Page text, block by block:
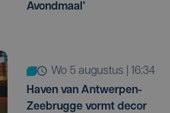
Avondmaal’
wo 5 augustus | 16:34
Haven van Antwerpen-
Zeebrugge vormt decor